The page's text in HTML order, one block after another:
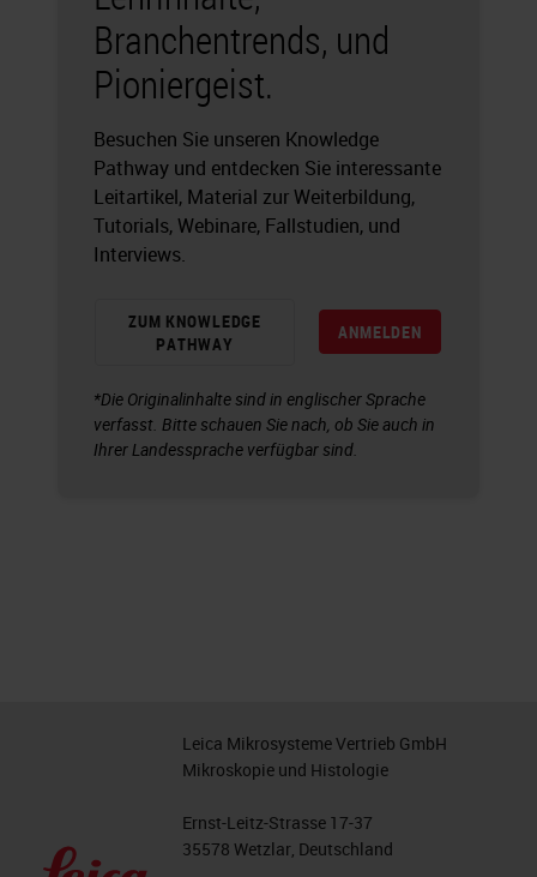
Branchentrends, und
Pioniergeist.
Besuchen Sie unseren Knowledge
Pathway und entdecken Sie interessante
Leitartikel, Material zur Weiterbildung,
Tutorials, Webinare, Fallstudien, und
Interviews.
ZUM KNOWLEDGE
PATHWAY
ANMELDEN
*Die Originalinhalte sind in englischer Sprache
verfasst. Bitte schauen Sie nach, ob Sie auch in
Ihrer Landessprache verfügbar sind.
Leica Mikrosysteme Vertrieb GmbH
Mikroskopie und Histologie
Ernst-Leitz-Strasse 17-37
35578 Wetzlar, Deutschland